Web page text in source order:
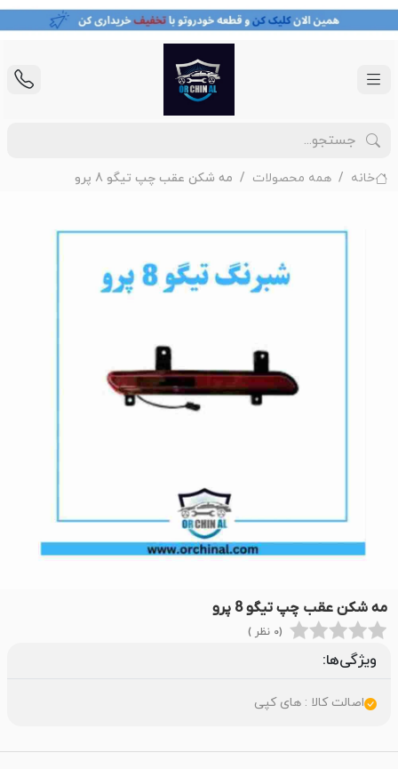
خانه همه محصولات مه شکن عقب چپ تیگو 8 پرو
مه شکن عقب چپ تیگو 8 پرو
(0 نظر )
ویژگی‌ها:
اصالت کالا : های کپی